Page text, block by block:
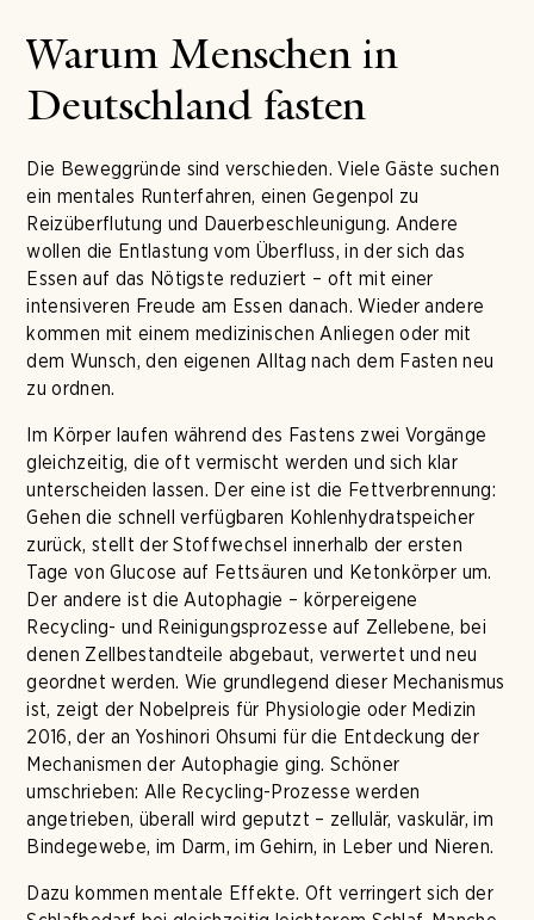
Warum Menschen in
Deutschland fasten
Die Beweggründe sind verschieden. Viele Gäste suchen
ein mentales Runterfahren, einen Gegenpol zu
Reizüberflutung und Dauerbeschleunigung. Andere
wollen die Entlastung vom Überfluss, in der sich das
Essen auf das Nötigste reduziert – oft mit einer
intensiveren Freude am Essen danach. Wieder andere
kommen mit einem medizinischen Anliegen oder mit
dem Wunsch, den eigenen Alltag nach dem Fasten neu
zu ordnen.
Im Körper laufen während des Fastens zwei Vorgänge
gleichzeitig, die oft vermischt werden und sich klar
unterscheiden lassen. Der eine ist die Fettverbrennung:
Gehen die schnell verfügbaren Kohlenhydratspeicher
zurück, stellt der Stoffwechsel innerhalb der ersten
Tage von Glucose auf Fettsäuren und Ketonkörper um.
Der andere ist die Autophagie – körpereigene
Recycling- und Reinigungsprozesse auf Zellebene, bei
denen Zellbestandteile abgebaut, verwertet und neu
geordnet werden. Wie grundlegend dieser Mechanismus
ist, zeigt der Nobelpreis für Physiologie oder Medizin
2016, der an Yoshinori Ohsumi für die Entdeckung der
Mechanismen der Autophagie ging. Schöner
umschrieben: Alle Recycling-Prozesse werden
angetrieben, überall wird geputzt – zellulär, vaskulär, im
Bindegewebe, im Darm, im Gehirn, in Leber und Nieren.
Dazu kommen mentale Effekte. Oft verringert sich der